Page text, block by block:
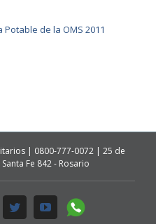
de la OMS 2011
| 0800-777-0072 | 25 de
Fe 842 - Rosario
TwitterYoutubeWhatsapp